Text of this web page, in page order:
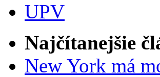
UPV
Najčítanejšie
New York má